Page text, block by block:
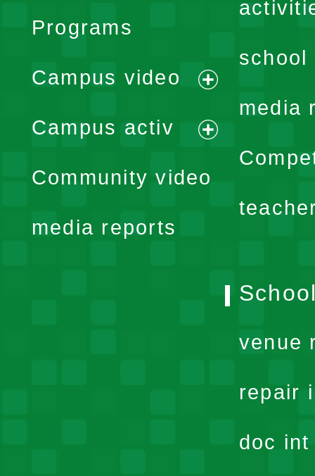
school
media
Programs
Campus video
expand
menu
Campus activ
expand
Community video
media reports
venue
repair
doc